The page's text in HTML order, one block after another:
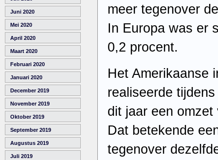
Juni 2020
Mei 2020
April 2020
Maart 2020
Februari 2020
Januari 2020
December 2019
November 2019
Oktober 2019
September 2019
Augustus 2019
Juli 2019
meer tegenover
In Europa was er
0,2 procent.
Het Amerikaanse
realiseerde
dit jaar een
Dat betekende
tegenover